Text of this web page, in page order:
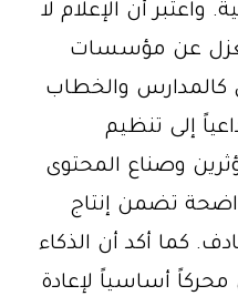
واعتبر أن الإعلام لا
عن مؤسسات
كالمدارس والخطاب
إلى تنظيم
وصناع المحتوى
تضمن إنتاج
كما أكد أن الذكاء
أساسياً لإعادة